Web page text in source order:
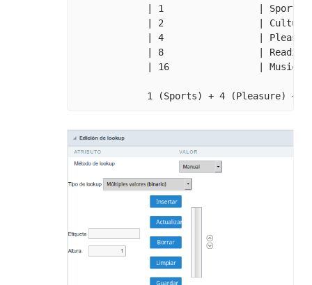
| 1                 | Sports
| 2                 |
| 4                 |
| 8                 |
| 16                | Music